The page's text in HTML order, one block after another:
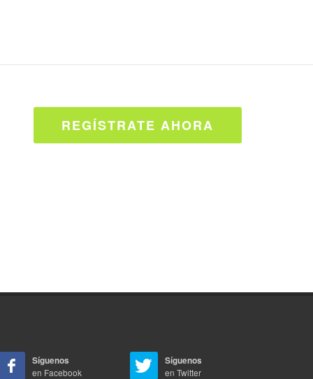
REGÍSTRATE AHORA
Síguenos
en Facebook
Síguenos
en Twitter